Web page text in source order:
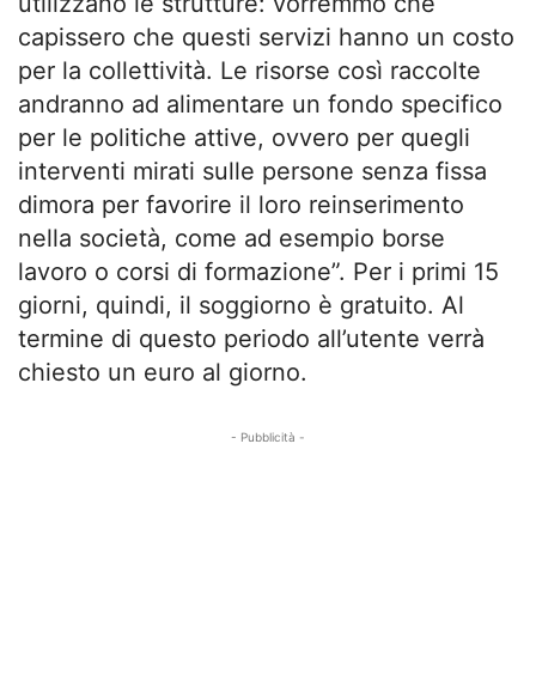
capissero che questi servizi hanno un costo
per la collettività. Le risorse così raccolte
andranno ad alimentare un fondo specifico
per le politiche attive, ovvero per quegli
interventi mirati sulle persone senza fissa
dimora per favorire il loro reinserimento
nella società, come ad esempio borse
lavoro o corsi di formazione”. Per i primi 15
giorni, quindi, il soggiorno è gratuito. Al
termine di questo periodo all’utente verrà
chiesto un euro al giorno.
- Pubblicità -